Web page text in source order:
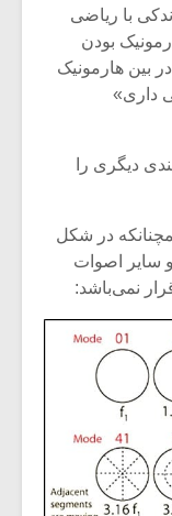
با ریاضی
بودن
بین‌ هارمونیک
داری»
دیگری را
در شکل
سایر اصوات
نمی‌باشد: